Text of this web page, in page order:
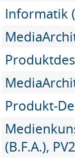
Informatik
Produkt-
(B.F.A.),